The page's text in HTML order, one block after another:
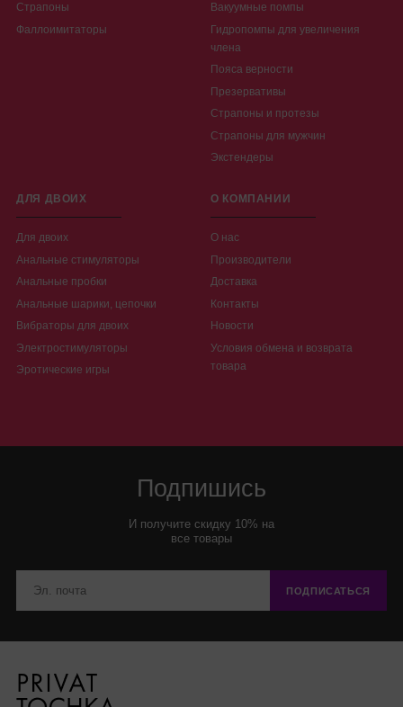
Страпоны
Фаллоимитаторы
Вакуумные помпы
Гидропомпы для увеличения
члена
Пояса верности
Презервативы
Страпоны и протезы
Страпоны для мужчин
Экстендеры
ДЛЯ ДВОИХ
Для двоих
Анальные стимуляторы
Анальные пробки
Анальные шарики, цепочки
Вибраторы для двоих
Электростимуляторы
Эротические игры
О КОМПАНИИ
О нас
Производители
Доставка
Контакты
Новости
Условия обмена и возврата
товара
Подпишись
И получите скидку 10% на
все товары
ПОДПИСАТЬСЯ